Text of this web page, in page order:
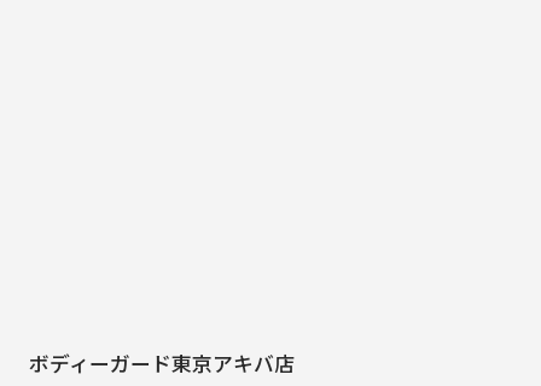
ボディーガード東京アキバ店